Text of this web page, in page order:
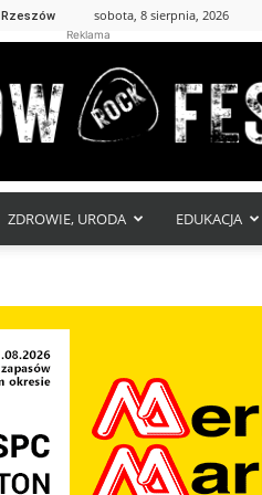
Rzeszów sobota, 8 sierpnia, 2026
Reklama
ZDROWIE, URODA EDUKACJA